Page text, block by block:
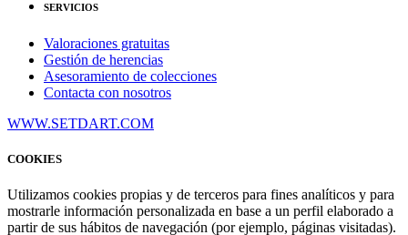
SERVICIOS
Valoraciones gratuitas
Gestión de herencias
Asesoramiento de colecciones
Contacta con nosotros
WWW.SETDART.COM
COOKIES
Utilizamos cookies propias y de terceros para fines analíticos y para
mostrarle información personalizada en base a un perfil elaborado a
partir de sus hábitos de navegación (por ejemplo, páginas visitadas).